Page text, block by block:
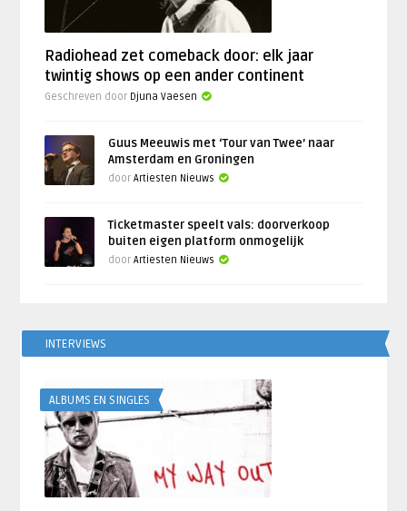
Radiohead zet comeback door: elk jaar
twintig shows op een ander continent
Geschreven door Djuna Vaesen
Guus Meeuwis met ‘Tour van Twee’ naar
Amsterdam en Groningen
doorArtiesten Nieuws
Ticketmaster speelt vals: doorverkoop
buiten eigen platform onmogelijk
doorArtiesten Nieuws
INTERVIEWS
ALBUMS EN SINGLES